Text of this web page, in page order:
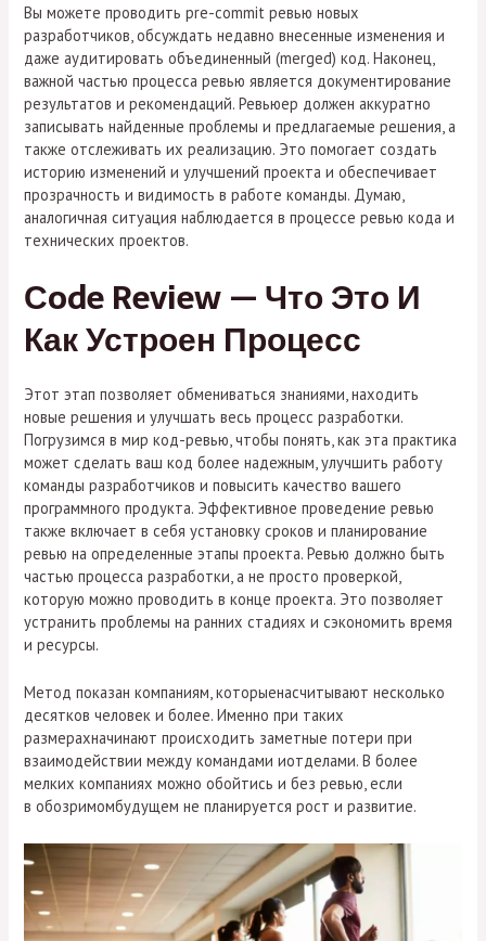
Вы можете проводить pre-commit ревью новых
разработчиков, обсуждать недавно внесенные изменения и
даже аудитировать объединенный (merged) код. Наконец,
важной частью процесса ревью является документирование
результатов и рекомендаций. Ревьюер должен аккуратно
записывать найденные проблемы и предлагаемые решения, а
также отслеживать их реализацию. Это помогает создать
историю изменений и улучшений проекта и обеспечивает
прозрачность и видимость в работе команды. Думаю,
аналогичная ситуация наблюдается в процессе ревью кода и
технических проектов.
Сode Review — Что Это И
Как Устроен Процесс
Этот этап позволяет обмениваться знаниями, находить
новые решения и улучшать весь процесс разработки.
Погрузимся в мир код-ревью, чтобы понять, как эта практика
может сделать ваш код более надежным, улучшить работу
команды разработчиков и повысить качество вашего
программного продукта. Эффективное проведение ревью
также включает в себя установку сроков и планирование
ревью на определенные этапы проекта. Ревью должно быть
частью процесса разработки, а не просто проверкой,
которую можно проводить в конце проекта. Это позволяет
устранить проблемы на ранних стадиях и сэкономить время
и ресурсы.
Метод показан компаниям, которыенасчитывают несколько
десятков человек и более. Именно при таких
размерахначинают происходить заметные потери при
взаимодействии между командами иотделами. В более
мелких компаниях можно обойтись и без ревью, если
в обозримомбудущем не планируется рост и развитие.